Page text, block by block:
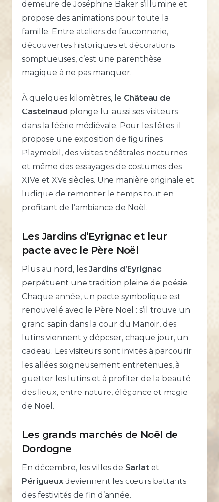
demeure de Joséphine Baker s’illumine et
propose des animations pour toute la
famille. Entre ateliers de fauconnerie,
découvertes historiques et décorations
somptueuses, c’est une parenthèse
magique à ne pas manquer.
À quelques kilomètres, le Château de
Castelnaud plonge lui aussi ses visiteurs
dans la féérie médiévale. Pour les fêtes, il
propose une exposition de figurines
Playmobil, des visites théâtrales nocturnes
et même des essayages de costumes des
XIVe et XVe siècles. Une manière originale et
ludique de remonter le temps tout en
profitant de l’ambiance de Noël.
Les Jardins d’Eyrignac et leur
pacte avec le Père Noël
Plus au nord, les Jardins d’Eyrignac
perpétuent une tradition pleine de poésie.
Chaque année, un pacte symbolique est
renouvelé avec le Père Noël : s’il trouve un
grand sapin dans la cour du Manoir, des
lutins viennent y déposer, chaque jour, un
cadeau. Les visiteurs sont invités à parcourir
les allées soigneusement entretenues, à
guetter les lutins et à profiter de la beauté
des lieux, entre nature, élégance et magie
de Noël.
Les grands marchés de Noël de
Dordogne
En décembre, les villes de Sarlat et
Périgueux deviennent les cœurs battants
des festivités de fin d’année.